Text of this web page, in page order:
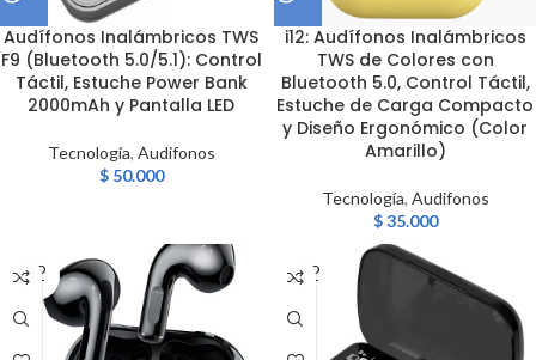
Audífonos Inalámbricos TWS
F9 (Bluetooth 5.0/5.1): Control
Táctil, Estuche Power Bank
2000mAh y Pantalla LED
Tecnología, Audifonos
$50.000
i12: Audífonos Inalámbricos
TWS de Colores con
Bluetooth 5.0, Control Táctil,
Estuche de Carga Compacto
y Diseño Ergonómico (Color
Amarillo)
Tecnología, Audifonos
$35.000
SOLD
OUT
SOLD
OUT